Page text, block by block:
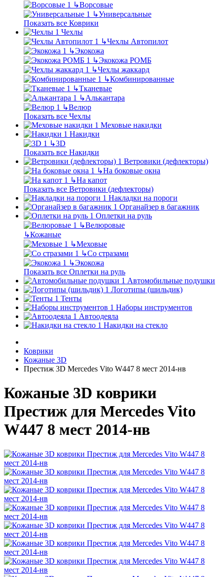
↳Ворсовые
↳Универсальные
Показать все Коврики
Чехлы
↳Чехлы Автопилот
↳Экокожа
↳Экокожа РОМБ
↳Чехлы жаккард
↳Комбинированные
↳Тканевые
↳Алькантара
↳Велюр
Показать все Чехлы
Меховые накидки
Накидки
↳3D
Показать все Накидки
Ветровики (дефлекторы)
↳На боковые окна
↳На капот
Показать все Ветровики (дефлекторы)
Накладки на пороги
Органайзер в багажник
Оплетки на руль
↳Велюровые
↳Кожаные
↳Меховые
↳Со стразами
↳Экокожа
Показать все Оплетки на руль
Автомобильные подушки
Логотипы (шильдик)
Тенты
Наборы инструментов
Автоодеяла
Накидки на стекло
Коврики
Кожаные 3D
Престиж 3D Mercedes Vito W447 8 мест 2014-нв
Кожаные 3D коврики
Престиж для Mercedes Vito
W447 8 мест 2014-нв